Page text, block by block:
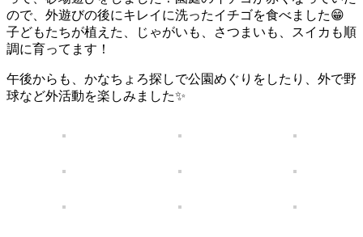
ので、外遊びの後にキレイに洗ったイチゴを食べました😁
子どもたちが植えた、じゃがいも、さつまいも、スイカも順
調に育ってます！
午後からも、かなちょろ探しで公園めぐりをしたり、外で野
球など外活動を楽しみました✨